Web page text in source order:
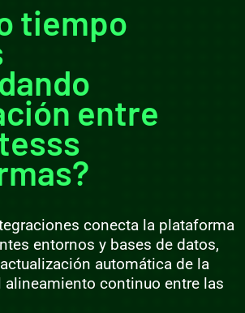
tiempo
entre
conecta la plataforma
entornos y bases de datos,
automática de la
continuo entre las